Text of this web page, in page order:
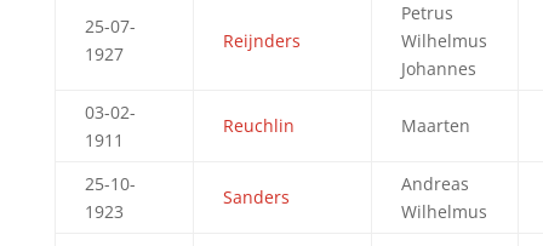
25-07-
1927
Reijnders
Petrus
Wilhelmus
Johannes
03-02-
1911
Reuchlin Maarten
25-10-
1923
Sanders
Andreas
Wilhelmus